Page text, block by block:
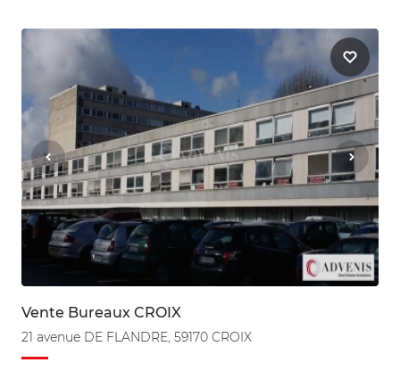
Vente Bureaux CROIX
21 avenue DE FLANDRE, 59170 CROIX